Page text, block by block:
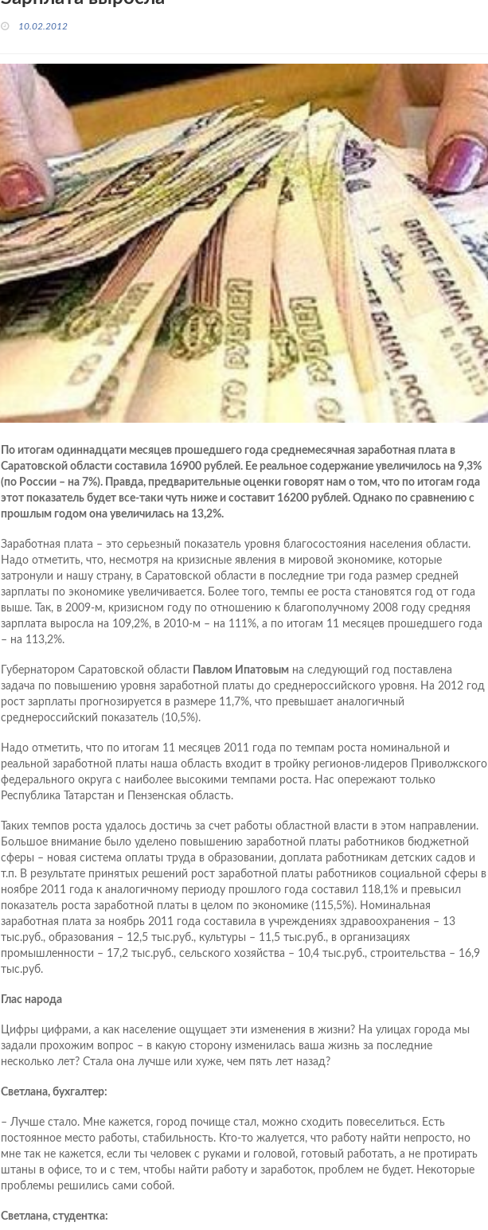
10.02.2012
По итогам одиннадцати месяцев прошедшего года среднемесячная заработная плата в
Саратовской области составила 16900 рублей. Ее реальное содержание увеличилось на 9,3%
(по России – на 7%). Правда, предварительные оценки говорят нам о том, что по итогам года
этот показатель будет все-таки чуть ниже и составит 16200 рублей. Однако по сравнению с
прошлым годом она увеличилась на 13,2%.
Заработная плата – это серьезный показатель уровня благосостояния населения области.
Надо отметить, что, несмотря на кризисные явления в мировой экономике, которые
затронули и нашу страну, в Саратовской области в последние три года размер средней
зарплаты по экономике увеличивается. Более того, темпы ее роста становятся год от года
выше. Так, в 2009-м, кризисном году по отношению к благополучному 2008 году средняя
зарплата выросла на 109,2%, в 2010-м – на 111%, а по итогам 11 месяцев прошедшего года
– на 113,2%.
Губернатором Саратовской области Павлом Ипатовымна следующий год поставлена
задача по повышению уровня заработной платы до среднероссийского уровня. На 2012 год
рост зарплаты прогнозируется в размере 11,7%, что превышает аналогичный
среднероссийский показатель (10,5%).
Надо отметить, что по итогам 11 месяцев 2011 года по темпам роста номинальной и
реальной заработной платы наша область входит в тройку регионов-лидеров Приволжского
федерального округа с наиболее высокими темпами роста. Нас опережают только
Республика Татарстан и Пензенская область.
Таких темпов роста удалось достичь за счет работы областной власти в этом направлении.
Большое внимание было уделено повышению заработной платы работников бюджетной
сферы – новая система оплаты труда в образовании, доплата работникам детских садов и
т.п. В результате принятых решений рост заработной платы работников социальной сферы в
ноябре 2011 года к аналогичному периоду прошлого года составил 118,1% и превысил
показатель роста заработной платы в целом по экономике (115,5%). Номинальная
заработная плата за ноябрь 2011 года составила в учреждениях здравоохранения – 13
тыс.руб., образования – 12,5 тыс.руб., культуры – 11,5 тыс.руб., в организациях
промышленности – 17,2 тыс.руб., сельского хозяйства – 10,4 тыс.руб., строительства – 16,9
тыс.руб.
Глас народа
Цифры цифрами, а как население ощущает эти изменения в жизни? На улицах города мы
задали прохожим вопрос – в какую сторону изменилась ваша жизнь за последние
несколько лет? Стала она лучше или хуже, чем пять лет назад?
Светлана, бухгалтер:
– Лучше стало. Мне кажется, город почище стал, можно сходить повеселиться. Есть
постоянное место работы, стабильность. Кто-то жалуется, что работу найти непросто, но
мне так не кажется, если ты человек с руками и головой, готовый работать, а не протирать
штаны в офисе, то и с тем, чтобы найти работу и заработок, проблем не будет. Некоторые
проблемы решились сами собой.
Светлана, студентка: